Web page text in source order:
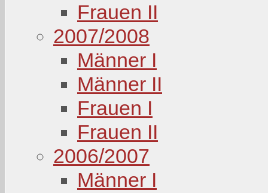
Frauen II
2007/2008
Männer I
Männer II
Frauen I
Frauen II
2006/2007
Männer I